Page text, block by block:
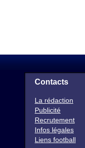
Contacts
La rédaction
Publicité
Recrutement
Infos légales
Liens football